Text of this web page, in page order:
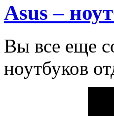
Asus –
Вы все еще
ноутбуков